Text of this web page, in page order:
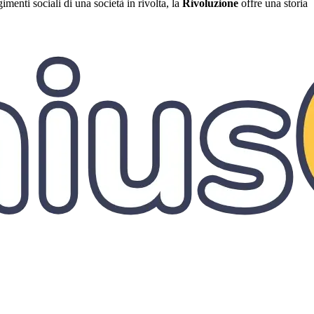
sociali di una società in rivolta, la Rivoluzione offre una storia